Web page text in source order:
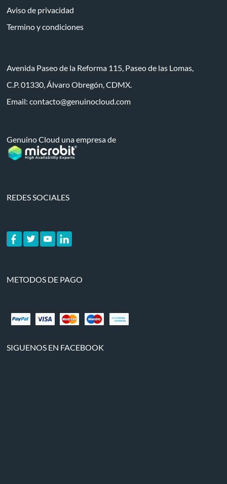
Aviso de privacidad
Termino y condiciones
Avenida Paseo de la Reforma 115, Paseo de las Lomas,
C.P. 01330, Álvaro Obregón, CDMX.
Email:contacto@genuinocloud.com
Genuino Cloud una empresa de
REDES SOCIALES
METODOS DE PAGO
SIGUENOS EN FACEBOOK